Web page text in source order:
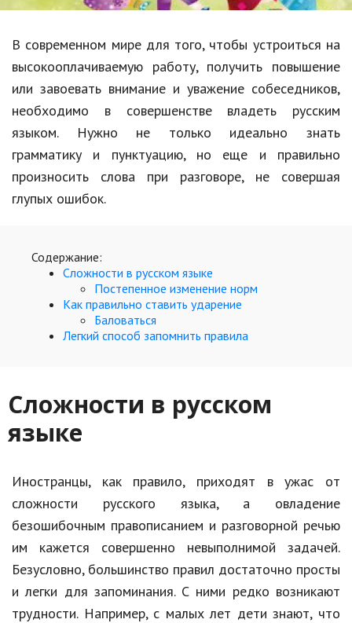
Авто, мото
Спорт
Знаменитости
Статьи
Обзоры
Рецепты
Hi-Tech. Интернет
Авто, мото
Дом и сад
Психология и отношения
Творчество и рукоделие
Разное
Работа и бизнес
Еда и напитки
Праздники и подарки
В современном мире для того, чтобы устроиться на
высокооплачиваемую работу, получить повышение
или завоевать внимание и уважение собеседников,
необходимо в совершенстве владеть русским
языком. Нужно не только идеально знать
грамматику и пунктуацию, но еще и правильно
произносить слова при разговоре, не совершая
глупых ошибок.
Содержание:
Сложности в русском языке
Постепенное изменение норм
Как правильно ставить ударение
Баловаться
Легкий способ запомнить правила
Сложности в русском
языке
Иностранцы, как правило, приходят в ужас от
сложности русского языка, а овладение
безошибочным правописанием и разговорной речью
им кажется совершенно невыполнимой задачей.
Безусловно, большинство правил достаточно просты
и легки для запоминания. С ними редко возникают
трудности. Например, с малых лет дети знают, что